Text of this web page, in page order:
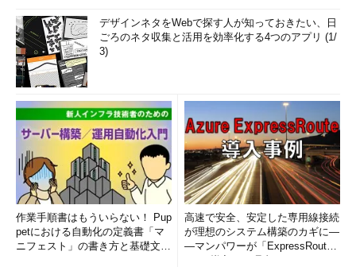
デザインネタをWebで探す人が知っておきたい、日
ごろのネタ収集と活用を効率化する4つのアプリ (1/
3)
作業手順書はもういらない！ Pup
petにおける自動化の定義書「マ
ニフェスト」の書き方と基礎文法
高速で安全、安定した専用線接続
が理想のシステム構築のカギに―
―マンパワーが「ExpressRout